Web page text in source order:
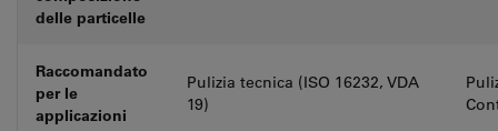
delle particelle
Raccomandato
per le
applicazioni
Pulizia tecnica (ISO 16232, VDA
19)